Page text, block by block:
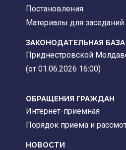
Постановления
Материалы для заседаний
ЗАКОНОДАТЕЛЬНАЯ БАЗА
Приднестровской
(от 01.06.2026 16:00)
ОБРАЩЕНИЯ ГРАЖДАН
Интернет-приемная
Порядок приема и
НОВОСТИ